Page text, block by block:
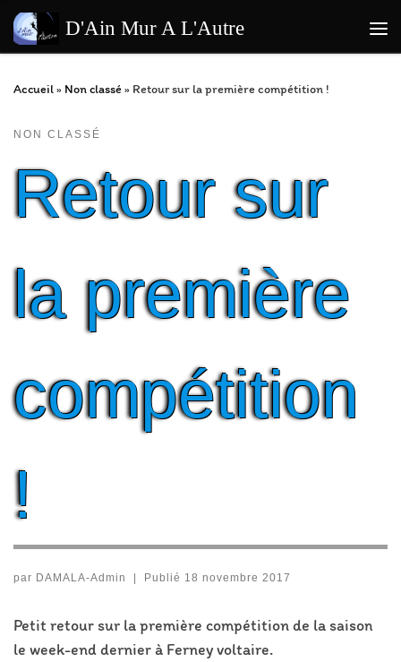
Passer au contenu
D'Ain Mur A L'Autre
Accueil» Non classé» Retour sur la première compétition !
NON CLASSÉ
Retour sur
la première
compétition
!
par DAMALA-Admin Publié 18 novembre 2017
Petit retour sur la première compétition de la saison
le week-end dernier à Ferney voltaire.